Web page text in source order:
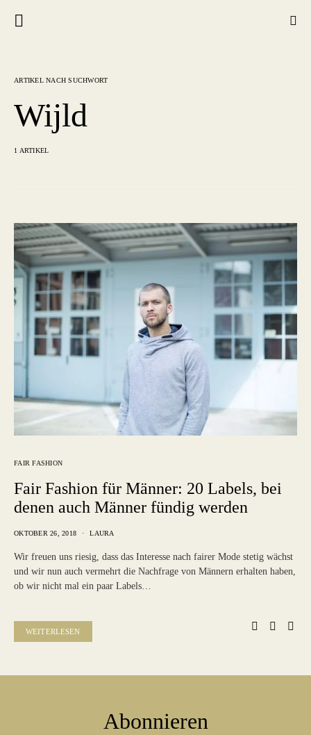
ARTIKEL NACH SUCHWORT
Wijld
1 ARTIKEL
FAIR FASHION
Fair Fashion für Männer: 20 Labels, bei
denen auch Männer fündig werden
OKTOBER 26, 2018 LAURA
Wir freuen uns riesig, dass das Interesse nach fairer Mode stetig wächst
und wir nun auch vermehrt die Nachfrage von Männern erhalten haben,
ob wir nicht mal ein paar Labels…
WEITERLESEN
Abonnieren